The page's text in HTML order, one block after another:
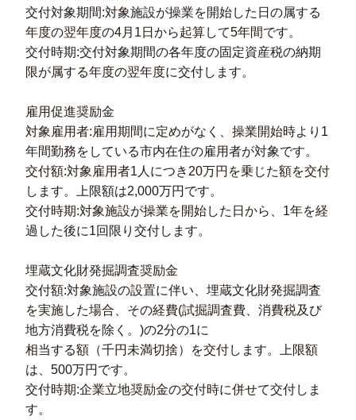
交付対象期間:対象施設が操業を開始した日の属する
年度の翌年度の4月1日から起算して5年間です。
交付時期:交付対象期間の各年度の固定資産税の納期
限が属する年度の翌年度に交付します。
雇用促進奨励金
対象雇用者:雇用期間に定めがなく、操業開始時より1
年間勤務をしている市内在住の雇用者が対象です。
交付額:対象雇用者1人につき20万円を乗じた額を交付
します。上限額は2,000万円です。
交付時期:対象施設が操業を開始した日から、1年を経
過した後に1回限り交付します。
埋蔵文化財発掘調査奨励金
交付額:対象施設の設置に伴い、埋蔵文化財発掘調査
を実施した場合、その経費(試掘調査費、消費税及び
地方消費税を除く。)の2分の1に
相当する額（千円未満切捨）を交付します。上限額
は、500万円です。
交付時期:企業立地奨励金の交付時に併せて交付しま
す。